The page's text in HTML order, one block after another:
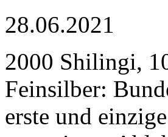
28.06.2021
2000 Shilingi,
Feinsilber:
erste und